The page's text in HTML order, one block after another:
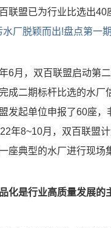
联盟已为行业比选出40
水厂脱颖而出!盘点第一
6月，双百联盟启动第
成二期标杆比选的水厂
发起单位申报了60座
年8~10月，双百联盟
座典型的水厂进行现场
化是行业高质量发展的